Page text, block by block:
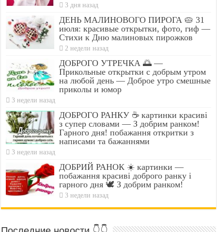
3 дня назад
ДЕНЬ МАЛИНОВОГО ПИРОГА 🥧 31
июля: красивые открытки, фото, гиф —
Стихи к Дню малиновых пирожков
2 недели назад
ДОБРОГО УТРЕЧКА 🌅 —
Прикольные открытки с добрым утром
на любой день — Доброе утро смешные
приколы и юмор
3 недели назад
ДОБРОГО РАНКУ ☕ картинки красиві
з супер словами — З добрим ранком!
Гарного дня! побажання откритки з
написами та бажаннями
3 недели назад
ДОБРИЙ РАНОК ☀️ картинки —
побажання красиві доброго ранку і
гарного дня 🕊️ З добрим ранком!
3 недели назад